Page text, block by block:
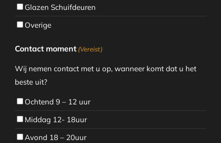
Glazen Schuifdeuren
Overige
Contact moment (Vereist)
Wij nemen contact met u op, wanneer komt dat u het
beste uit?
Ochtend 9 – 12 uur
Middag 12- 18uur
Avond 18 – 20uur